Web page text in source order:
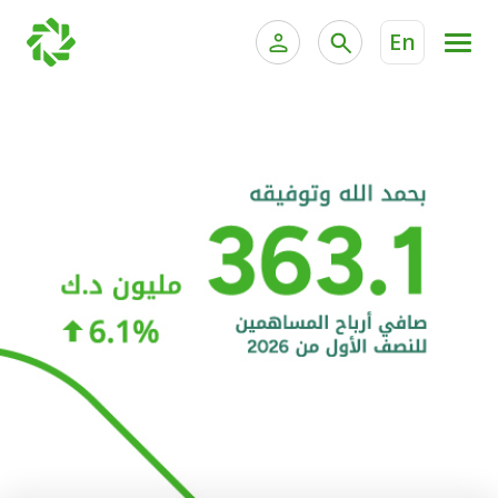
En
الخدمات المصرفية الإلكترونية للشركات
خدمة "بيتك" للتداول الإلكتروني
الحسابات المصرفية
البطاقات
"برامج العملاء"